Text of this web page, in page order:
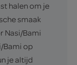
halen om je
smaak
Nasi/Bami
Bami op
je altijd